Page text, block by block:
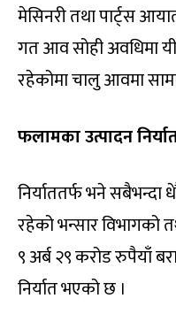
मेसिनरी तथा पार्ट्स
गत आव सोही अवधिमा
रहेकोमा चालु आवमा
फलामका उत्पादन
निर्याततर्फ भने
रहेको भन्सार विभागको
९ अर्ब २९ करोड रुपैयाँ
निर्यात भएको छ ।